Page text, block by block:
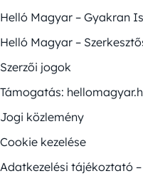
Helló Magyar – Gyakran
Helló Magyar –
Szerzői jogok
Támogatás:
Jogi közlemény
Cookie kezelése
Adatkezelési tájékoztató